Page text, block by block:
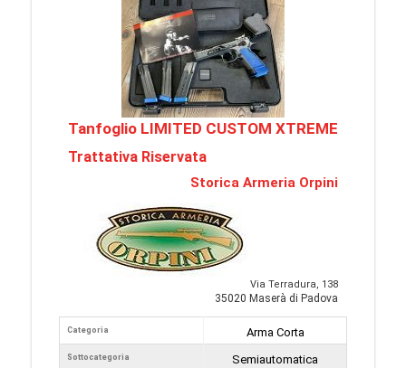
Tanfoglio LIMITED CUSTOM XTREME
Trattativa Riservata
Storica Armeria Orpini
Via Terradura, 138
35020 Maserà di Padova
Categoria
Sottocategoria
Arma Corta
Semiautomatica